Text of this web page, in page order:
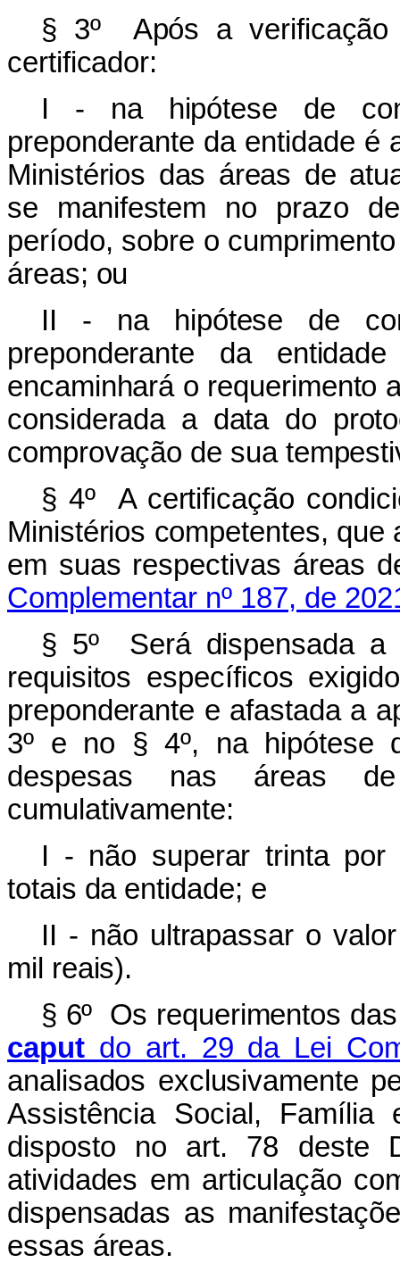
§ 3º Após a
certificador:
I - na hipótese de
preponderante da entidade é
Ministérios das áreas de
se manifestem no prazo
período, sobre o
áreas; ou
II - na hipótese de
preponderante da
encaminhará o requerimento
considerada a data do
comprovação de sua
§ 4º A certificação
Ministérios competentes,
em suas respectivas áreas
Complementar nº 187, de
§ 5º Será dispensada a
requisitos específicos
preponderante e afastada a
3º e no § 4º, na hipótese
despesas nas áreas de
cumulativamente:
I - não superar trinta
totais da entidade; e
II - não ultrapassar o
mil reais).
§ 6º Os requerimentos
caput do art. 29 da Lei
analisados exclusivamente
Assistência Social,
disposto no art. 78 deste
atividades em articulação
dispensadas as
essas áreas.